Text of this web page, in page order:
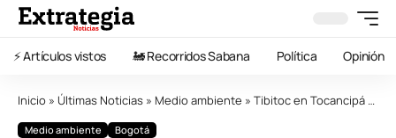
⚡️ Artículos vistos 🚂 Recorridos Sabana Política Opinión
Inicio » Últimas Noticias » Medio ambiente » Tibitoc en Tocancipá es ¿la última esperanza de agua para Bogotá? La respuesta en dos meses…
Medio ambiente Bogotá